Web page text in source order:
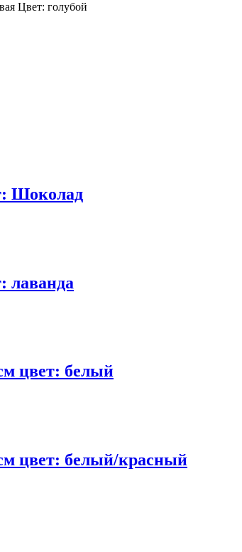
Цвет: голубой
Шоколад
лаванда
цвет: белый
цвет: белый/красный